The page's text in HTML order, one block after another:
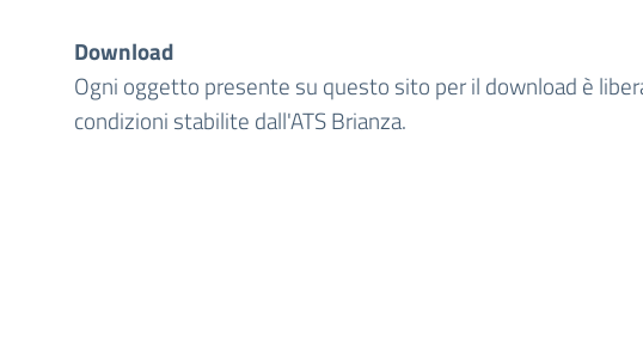
Download
Ogni oggetto presente su questo sito per il download è
condizioni stabilite dall'ATS Brianza.